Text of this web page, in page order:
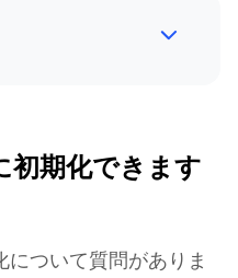
初期化できます
について質問がありま